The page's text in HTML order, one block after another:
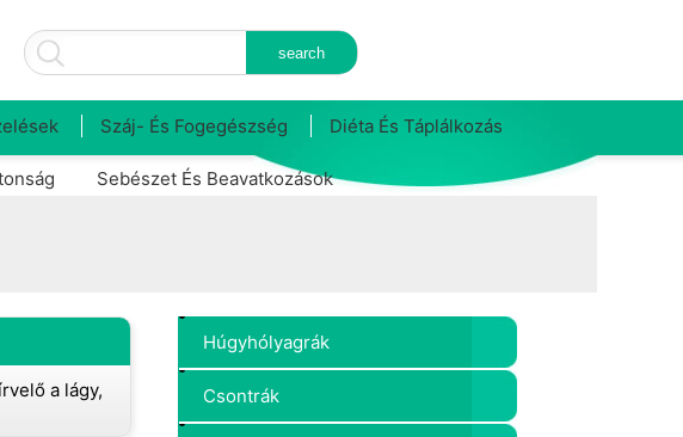
Száj- És Fogegészség Diéta És Táplálkozás
Sebészet És Beavatkozások
a lágy,
Húgyhólyagrák
Csontrák